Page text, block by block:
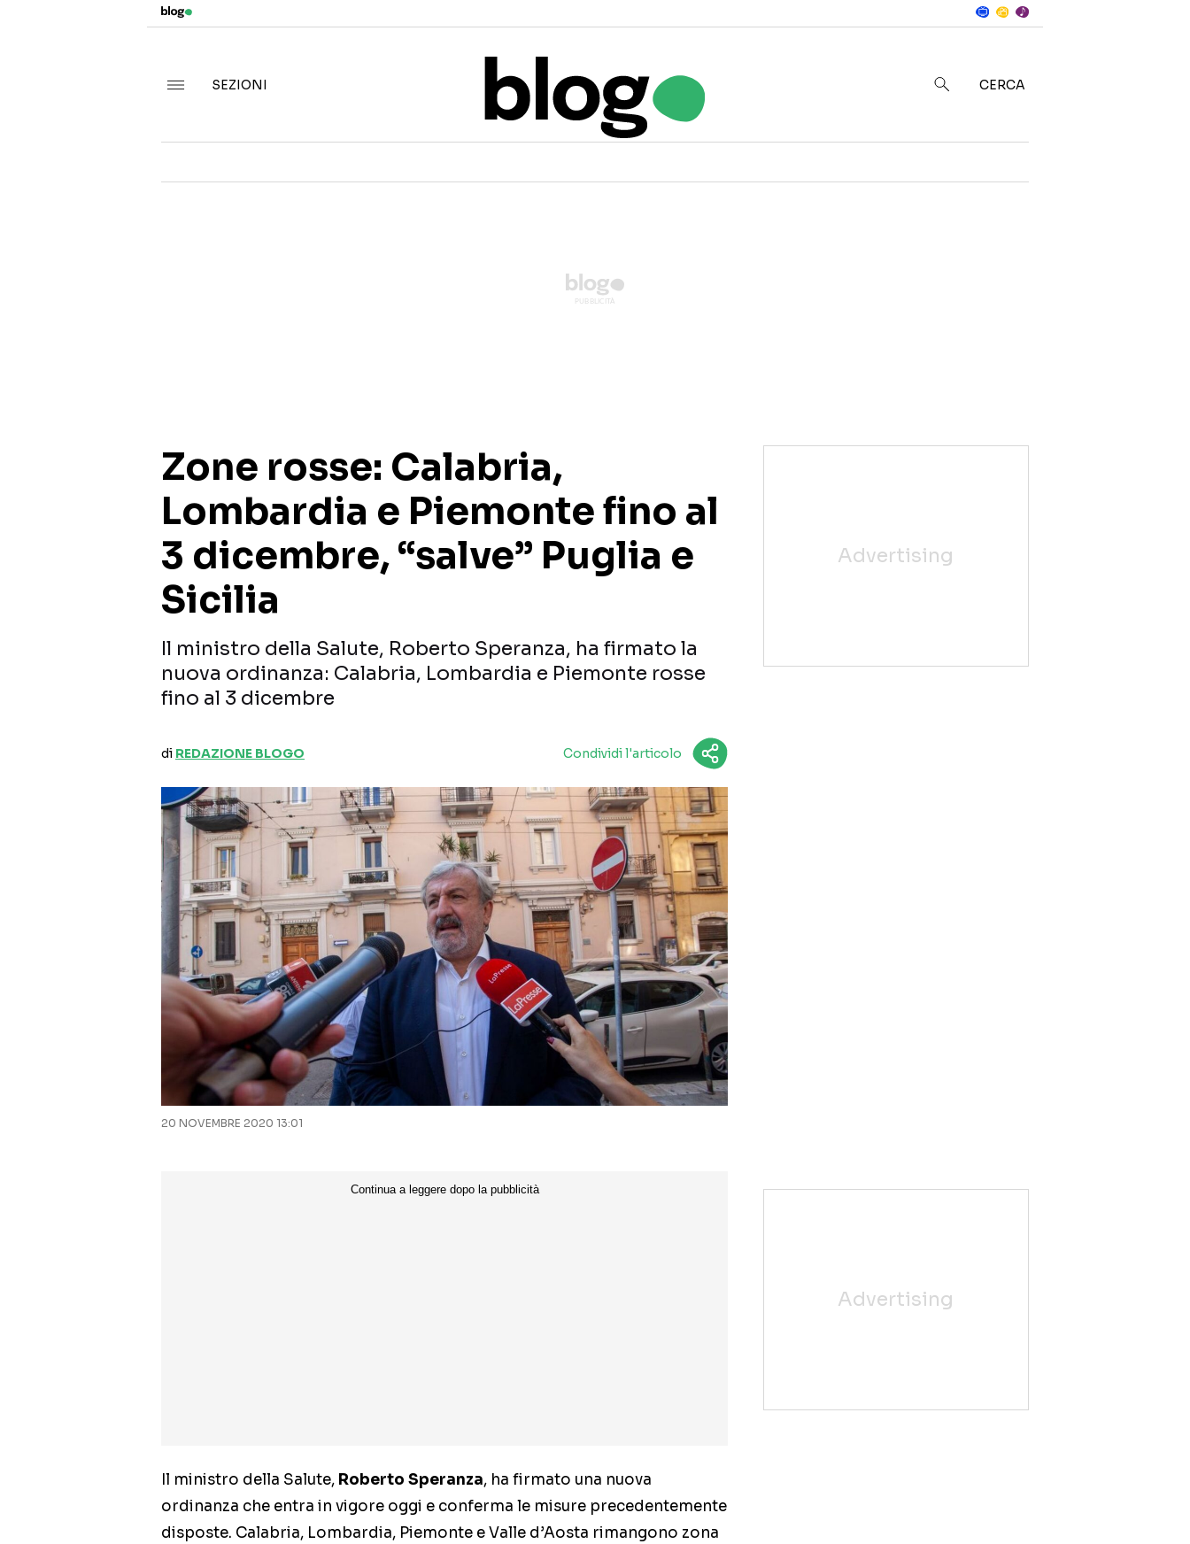
SEZIONI
CERCA
Zone rosse: Calabria,
Lombardia e Piemonte fino al
3 dicembre, “salve” Puglia e
Sicilia
Il ministro della Salute, Roberto Speranza, ha firmato la
nuova ordinanza: Calabria, Lombardia e Piemonte rosse
fino al 3 dicembre
di REDAZIONE BLOGO Condividi l'articolo
20 NOVEMBRE 2020 13:01
Il ministro della Salute, Roberto Speranza, ha firmato una nuova
ordinanza che entra in vigore oggi e conferma le misure precedentemente
disposte. Calabria, Lombardia, Piemonte e Valle d’Aosta rimangono zona